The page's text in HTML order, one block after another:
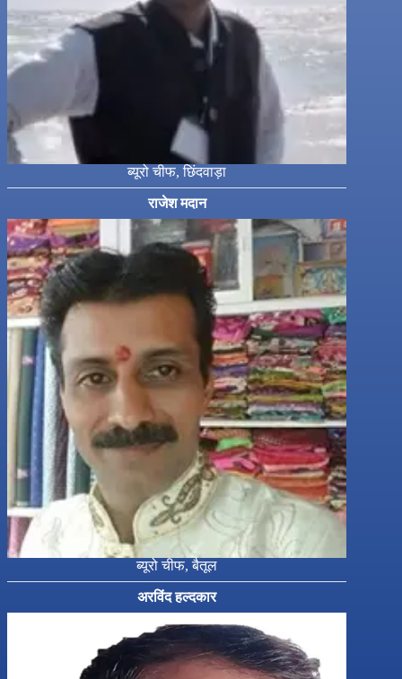
ब्यूरो चीफ, छिंदवाड़ा
राजेश मदान
ब्यूरो चीफ, बैतूल
अरविंद हल्दकार